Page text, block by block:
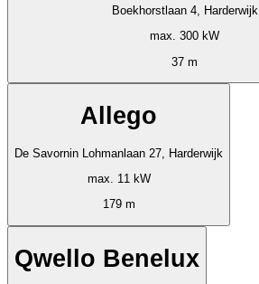
Boekhorstlaan 4, Harderwijk
max. 300 kW
37 m
Allego
De Savornin Lohmanlaan 27, Harderwijk
max. 11 kW
179 m
Qwello Benelux